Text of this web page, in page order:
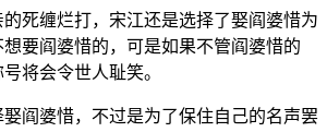
死缠烂打，宋江还是选择了娶阎婆惜为
要阎婆惜的，可是如果不管阎婆惜的
将会令世人耻笑。
阎婆惜，不过是为了保住自己的名声罢